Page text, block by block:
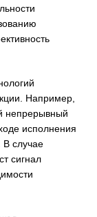
Например,
непрерывный
исполнения
В случае
сигнал